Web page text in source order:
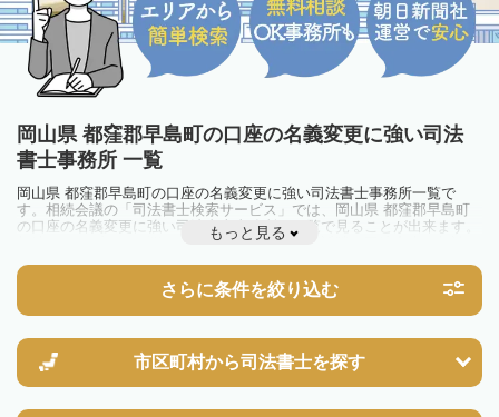
岡山県 都窪郡早島町の口座の名義変更に強い司法
書士事務所 一覧
岡山県 都窪郡早島町の口座の名義変更に強い司法書士事務所一覧で
す。相続会議の「司法書士検索サービス」では、岡山県 都窪郡早島町
の口座の名義変更に強い司法書士事務所を一覧で見ることが出来ます。
相続のトラブルやお悩みを抱えている方は一度近隣の司法書士に相談し
もっと見る
さらに条件を絞り込む
市区町村から司法書士を探す